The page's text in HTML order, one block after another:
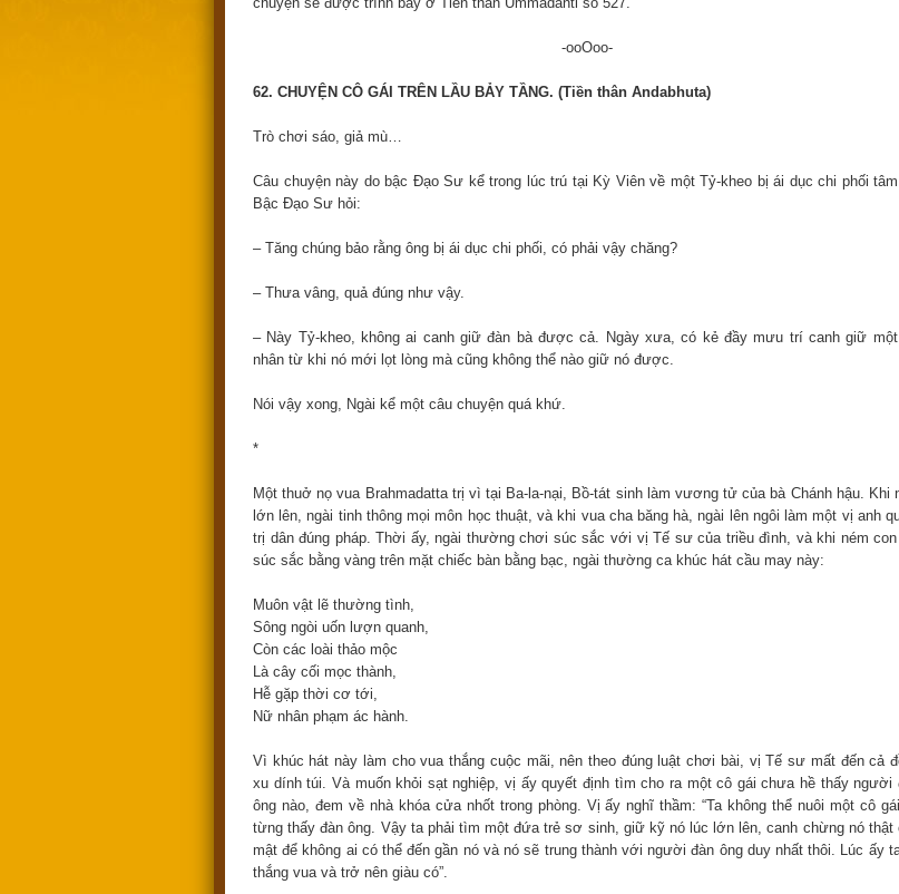
-ooOoo-
62. CHUYỆN CÔ GÁI TRÊN LẦU BẢY TẦNG. (Tiền thân Andabhuta)
Trò chơi sáo, giả mù…
Câu chuyện này do bậc Đạo Sư kể trong lúc trú tại Kỳ Viên về một Tỷ-kheo bị ái dục chi phối
Bậc Đạo Sư hỏi:
– Tăng chúng bảo rằng ông bị ái dục chi phối, có phải vậy chăng?
– Thưa vâng, quả đúng như vậy.
– Này Tỷ-kheo, không ai canh giữ đàn bà được cả. Ngày xưa, có kẻ đầy mưu trí canh giữ
nhân từ khi nó mới lọt lòng mà cũng không thể nào giữ nó được.
Nói vậy xong, Ngài kể một câu chuyện quá khứ.
*
Một thuở nọ vua Brahmadatta trị vì tại Ba-la-nại, Bồ-tát sinh làm vương tử của bà Chánh hậu. Khi
lớn lên, ngài tinh thông mọi môn học thuật, và khi vua cha băng hà, ngài lên ngôi làm một vị anh
trị dân đúng pháp. Thời ấy, ngài thường chơi súc sắc với vị Tế sư của triều đình, và khi ném con
súc sắc bằng vàng trên mặt chiếc bàn bằng bạc, ngài thường ca khúc hát cầu may này:
Muôn vật lẽ thường tình,
Sông ngòi uốn lượn quanh,
Còn các loài thảo mộc
Là cây cối mọc thành,
Hễ gặp thời cơ tới,
Nữ nhân phạm ác hành.
Vì khúc hát này làm cho vua thắng cuộc mãi, nên theo đúng luật chơi bài, vị Tế sư mất đến cả
xu dính túi. Và muốn khỏi sạt nghiệp, vị ấy quyết định tìm cho ra một cô gái chưa hề thấy người
ông nào, đem về nhà khóa cửa nhốt trong phòng. Vị ấy nghĩ thầm: “Ta không thể nuôi một cô
từng thấy đàn ông. Vậy ta phải tìm một đứa trẻ sơ sinh, giữ kỹ nó lúc lớn lên, canh chừng nó thật
mật để không ai có thể đến gần nó và nó sẽ trung thành với người đàn ông duy nhất thôi. Lúc ấy
thắng vua và trở nên giàu có”.